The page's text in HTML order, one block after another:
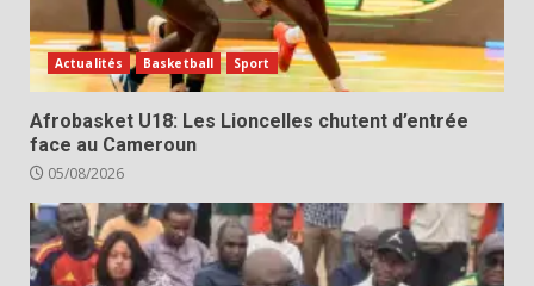
Actualités Basketball Sport
Afrobasket U18: Les Lioncelles chutent d’entrée
face au Cameroun
05/08/2026